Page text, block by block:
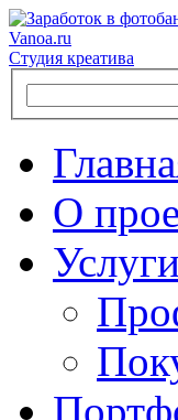
Vanoa.ru
Студия креатива
О
Услуги